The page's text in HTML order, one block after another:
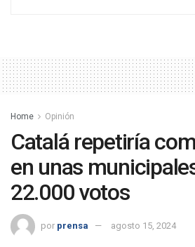
Home Opinión
Catalá repetiría
en unas
22.000 votos
por prensa agosto 15, 2024